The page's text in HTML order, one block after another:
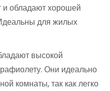
и обладают хорошей
для жилых
высокой
Они идеально
комнаты, так как легко